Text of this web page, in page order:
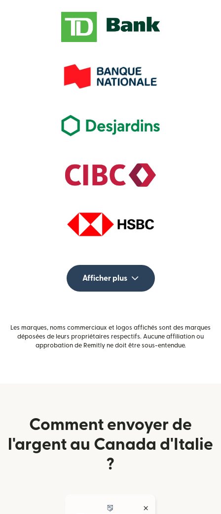
Afficher plus
Les marques, noms commerciaux et logos affichés sont des marques
déposées de leurs propriétaires respectifs. Aucune affiliation ou
approbation de Remitly ne doit être sous-entendue.
Comment envoyer de
l'argent au Canada d'Italie
?